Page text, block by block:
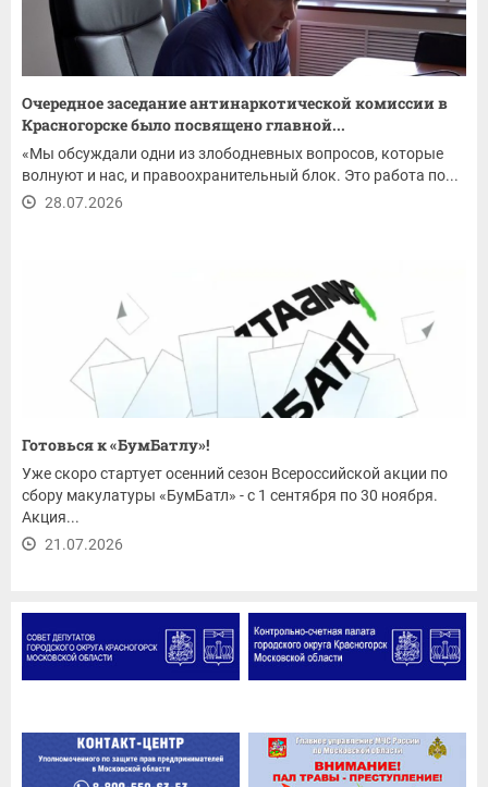
Очередное заседание антинаркотической комиссии в
Красногорске было посвящено главной...
«Мы обсуждали одни из злободневных вопросов, которые
волнуют и нас, и правоохранительный блок. Это работа по...
28.07.2026
Готовься к «БумБатлу»!
Уже скоро стартует осенний сезон Всероссийской акции по
сбору макулатуры «БумБатл» - с 1 сентября по 30 ноября.
Акция...
21.07.2026